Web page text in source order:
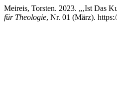
Meireis, Torsten. 2023. „‚Ist Das
für Theologie, Nr. 01 (März).